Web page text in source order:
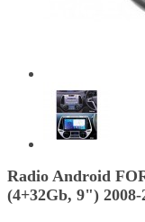
Radio Android
(4+32Gb, 9") 2008-